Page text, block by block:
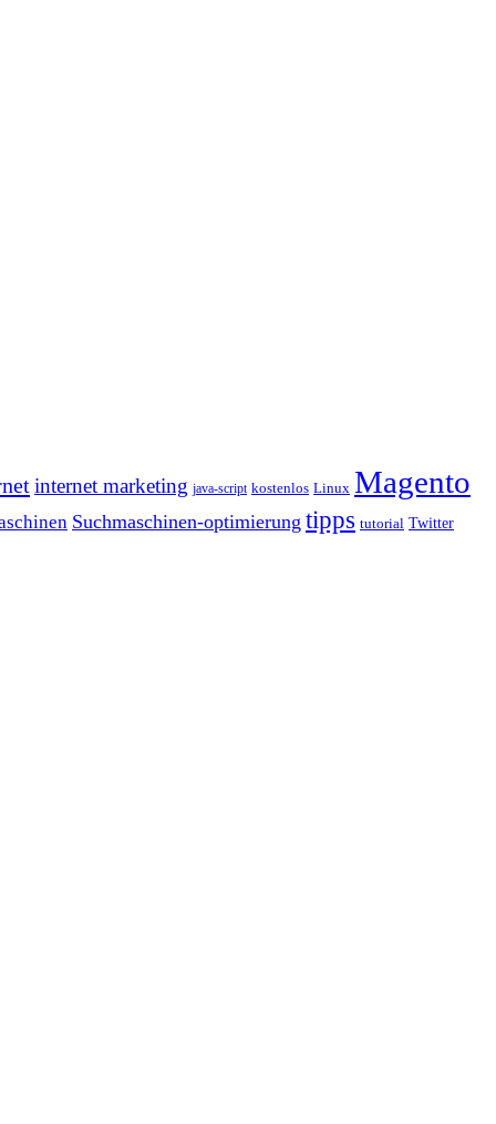
internet marketing java-script kostenlos Linux Magento
Suchmaschinen-optimierung tipps tutorial Twitter